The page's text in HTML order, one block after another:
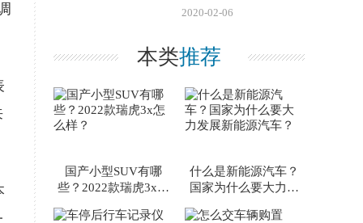
发事故。体型稍大一点的
然也是一样了。那么货车
手刹怎么调比较好呢？..
2020-02-06
本类推荐
国产小型SUV有哪
些？2022款瑞虎3x怎
什么是新能源汽车？
国家为什么要大力发